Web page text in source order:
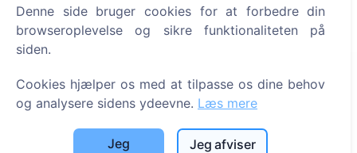
Information
Ofte stillede spørgsmål
Denne side bruger cookies for at forbedre din
browseroplevelse og sikre funktionaliteten på
siden.
Cookies hjælper os med at tilpasse os dine behov
og analysere sidens ydeevne. Læs mere
Jeg
Jeg afviser